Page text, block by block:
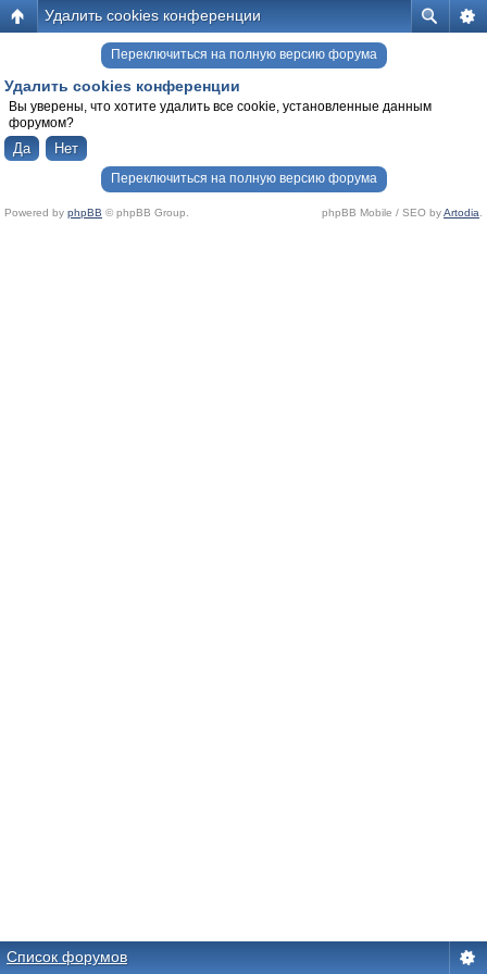
Удалить cookies конференции
Переключиться на полную версию форума
Удалить cookies конференции
Вы уверены, что хотите удалить все cookie, установленные данным
форумом?
Переключиться на полную версию форума
Powered by phpBB © phpBB Group. phpBB Mobile / SEO byArtodia
Список форумов